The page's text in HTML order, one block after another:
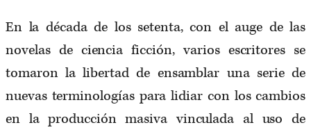
En la década de los setenta, con el auge de las
novelas de ciencia ficción, varios escritores se
tomaron la libertad de ensamblar una serie de
nuevas terminologías para lidiar con los cambios
en la producción masiva vinculada al uso de